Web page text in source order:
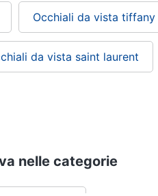
Occhiali da vista tiffany
da vista saint laurent
nelle categorie